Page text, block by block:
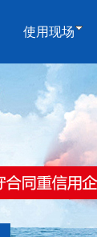
使用现场